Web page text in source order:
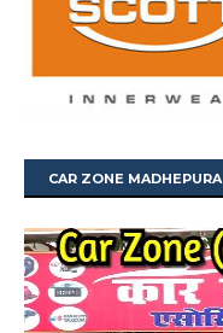
CAR ZONE MADHEPURA